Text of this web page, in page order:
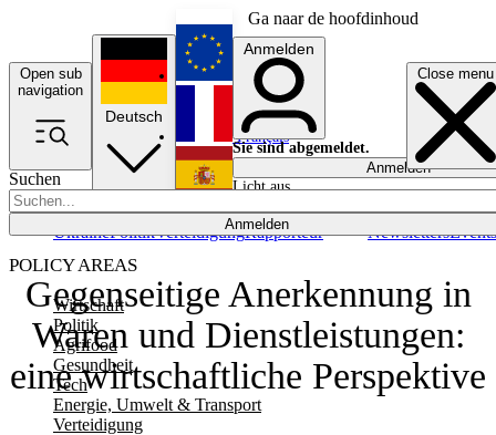
Ga naar de hoofdinhoud
Open sub
navigation
Close menu
Suchen
Anmelden
POLICY AREAS
Wirtschaft
Politik
Agrifood
Gesundheit
Tech
Energie, Umwelt & Transport
Verteidigung
UkrainePolitikVerteidigungRapporteur NewslettersEvents
Deutsch
English
Français
Anmelden
Sie sind abgemeldet.
Anmelden
Licht aus
Gegenseitige Anerkennung in
Waren und Dienstleistungen:
eine wirtschaftliche Perspektive